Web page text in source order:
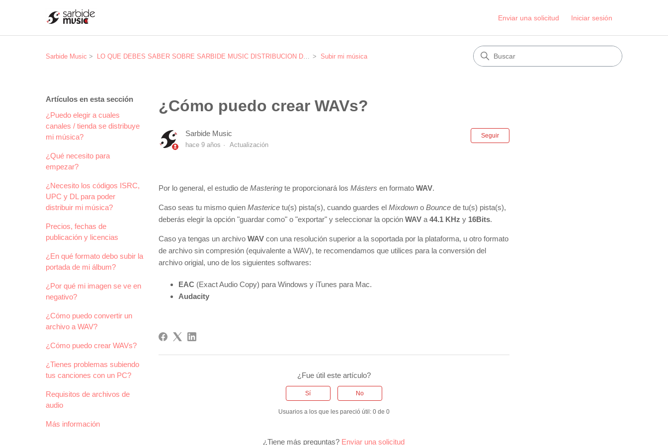
Enviar una solicitud Iniciar sesión
Sarbide Music LO QUE DEBES SABER SOBRE SARBIDE MUSIC DISTRIBUCION DIGITAL Subir mi música
Artículos en esta sección
¿Puedo elegir a cuales
canales / tienda se distribuye
mi música?
¿Qué necesito para
empezar?
¿Necesito los códigos ISRC,
UPC y DL para poder
distribuir mi música?
Precios, fechas de
publicación y licencias
¿En qué formato debo subir la
portada de mi álbum?
¿Por qué mi imagen se ve en
negativo?
¿Cómo puedo convertir un
archivo a WAV?
¿Cómo puedo crear WAVs?
¿Tienes problemas subiendo
tus canciones con un PC?
Requisitos de archivos de
audio
Más información
¿Cómo puedo crear WAVs?
Sarbide Music
hace 9 años Actualización
Seguir
Por lo general, el estudio deMastering te proporcionará losMásters en formatoWAV.
Caso seas tu mismo quienMasterice tu(s) pista(s), cuando guardes elMixdown oBounce de tu(s) pista(s),
deberás elegir la opción "guardar como" o "exportar" y seleccionar la opciónWAV a44.1 KHz y 16Bits.
Caso ya tengas un archivoWAV con una resolución superior a la soportada por la plataforma, u otro formato
de archivo sin compresión (equivalente a WAV), te recomendamos que utilices para la conversión del
archivo origial, uno de los siguientes softwares:
EAC (Exact Audio Copy) para Windows y iTunes para Mac.
Audacity
¿Fue útil este artículo?
Sí No
Usuarios a los que les pareció útil: 0 de 0
¿Tiene más preguntas? Enviar una solicitud